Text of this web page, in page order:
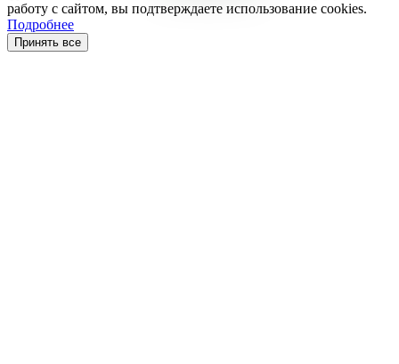
работу с сайтом, вы подтверждаете использование cookies.
Подробнее
Принять все